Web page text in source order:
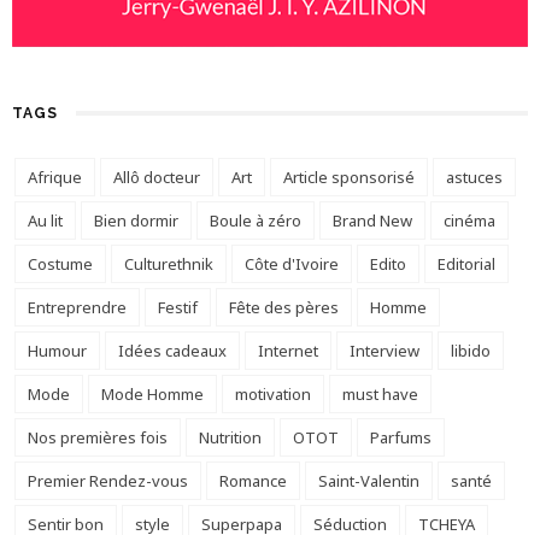
TAGS
Afrique Allô docteur Art Article sponsorisé
astuces
Au lit
Bien dormir Boule à zéro Brand New
cinéma
Costume
Culturethnik Côte d'Ivoire Edito
Editorial
Entreprendre
Festif Fête des pères
Homme
Humour
Idées cadeaux Internet Interview
libido
Mode
Mode Homme motivation
must have
Nos premières fois
Nutrition OTOT
Parfums
Premier Rendez-vous
Romance Saint-Valentin
santé
Sentir bon
style Superpapa Séduction TCHEYA